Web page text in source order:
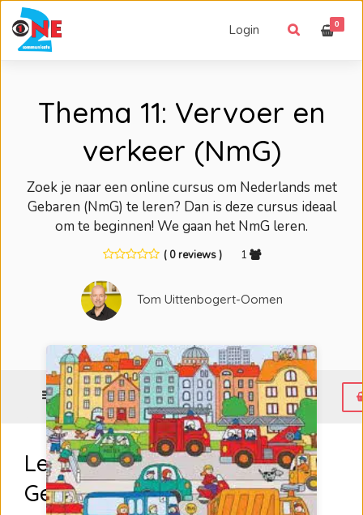
Login 0
Thema 11: Vervoer en
verkeer (NmG)
Zoek je naar een online cursus om Nederlands met
Gebaren (NmG) te leren? Dan is deze cursus ideaal
om te beginnen! We gaan het NmG leren.
( 0 reviews ) 1
Tom Uittenbogert-Oomen
Menu
Leer het Nederlands met
Gebaren (NmG)